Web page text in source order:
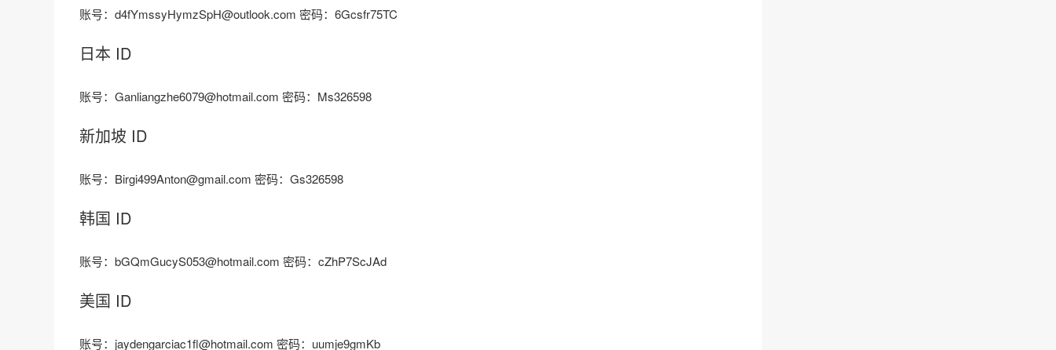
账号：d4fYmssyHymzSpH@outlook.com 密码：6Gcsfr75TC
日本 ID
账号：Ganliangzhe6079@hotmail.com 密码：Ms326598
新加坡 ID
账号：Birgi499Anton@gmail.com 密码：Gs326598
韩国 ID
账号：bGQmGucyS053@hotmail.com 密码：cZhP7ScJAd
美国 ID
账号：jaydengarciac1fl@hotmail.com 密码：uumje9gmKb